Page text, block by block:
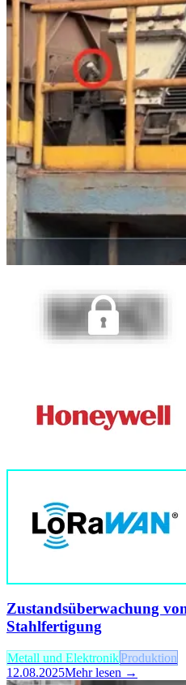
Zustandsüberwachung
Stahlfertigung
Metall und ElektronikProduktion
12.08.2025Mehr lesen →